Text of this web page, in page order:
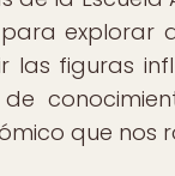
explorar
las figuras
de
que nos